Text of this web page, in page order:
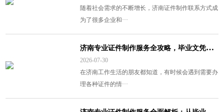
随着社会需求的不断增长，济南证件制作联系方式成
为了很多企业和···
济
南专业证件制作服务全攻略，毕业文凭办理找这里准没错
2026-07-30
在济南工作生活的朋友都知道，有时候会遇到需要办
理各种证件的情···